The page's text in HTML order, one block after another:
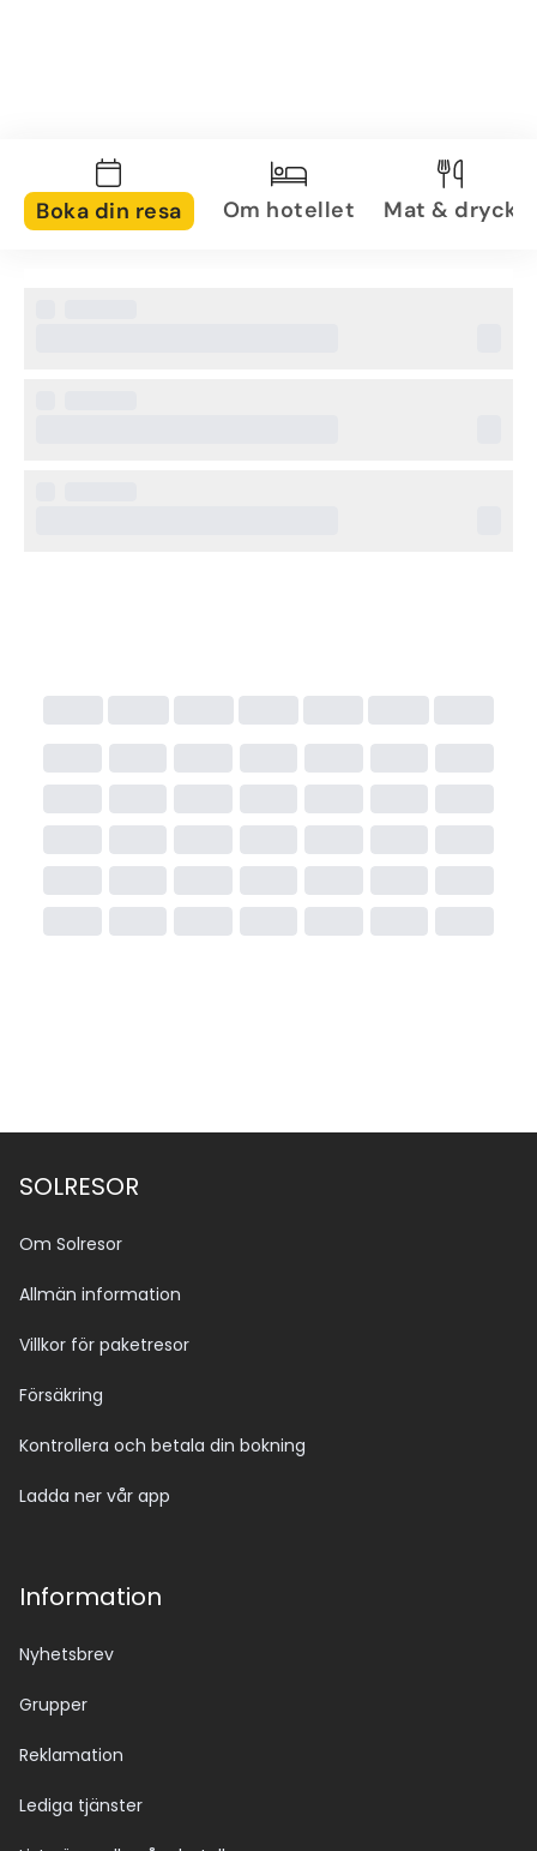
Boka din resa Om hotellet Mat & dryck
SOLRESOR
Om Solresor
Allmän information
Villkor för paketresor
Försäkring
Kontrollera och betala din bokning
Ladda ner vår app
Information
Nyhetsbrev
Grupper
Reklamation
Lediga tjänster